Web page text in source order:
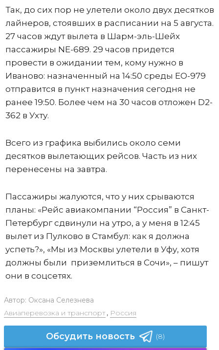
Так, до сих пор не улетели около двух десятков
лайнеров, стоявших в расписании на 5 августа.
27 часов ждут вылета в Шарм-эль-Шейх
пассажиры NE-689. 29 часов придется
провести в ожидании тем, кому нужно в
Иваново: назначенный на 14:50 среды ЕО-979
отправится в пункт назначения сегодня не
ранее 19:50. Более чем на 30 часов отложен D2-
362 в Ухту.
Всего из графика выбились около семи
десятков вылетающих рейсов. Часть из них
перенесены на завтра.
Пассажиры жалуются, что у них срываются
планы: «Рейс авиакомпании “Россия” в Санкт-
Петербург сдвинули на утро, а у меня в 12:45
вылет из Пулково в Стамбул: как я должна
успеть?», «Мы из Москвы улетели в Уфу, хотя
должны были приземлиться в Сочи», – пишут
они в соцсетях.
Автор: Оксана Селезнева
Авиаперевозка и транспорт, Россия
Обсудить новость (8)